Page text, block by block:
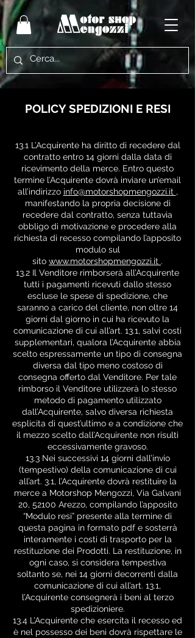
POLICY SPEDIZIONI E RESI
13.1 L’Acquirente ha diritto di recedere dal
contratto entro 14 giorni dalla data di
ricevimento della merce. Entro questo
termine l’Acquirente dovrà inviare un’email
all’indirizzo info@motorshopmengozzi.it ,
manifestando la propria decisione di
recedere dal contratto, senza tuttavia
obbligo di motivazione e procedere alla
richiesta di recesso compilando l’apposito
modulo sul
sito www.motorshopmengozzi.it .
13.2 Il Venditore rimborserà all’Acquirente
tutti i pagamenti ricevuti dallo stesso
escluse le spese di spedizione, che
saranno a carico del cliente, non oltre 14
giorni dal giorno in cui ha ricevuto la
comunicazione di cui all’art. 13.1, salvi costi
supplementari, qualora l’Acquirente abbia
scelto espressamente un tipo di consegna
diversa dal tipo meno costoso di
consegna offerto dal Venditore. Per tale
rimborso il Venditore utilizzerà lo stesso
metodo di pagamento utilizzato
dall’Acquirente, salvo diversa richiesta
esplicita di quest’ultimo e a condizione che
il mezzo scelto dall’Acquirente non risulti
eccessivamente gravoso.
13.3 Nei successivi 14 giorni dall’invio
(tempestivo) della comunicazione di cui
all’art. 3.1, l’Acquirente dovrà restituire la
merce a Motorshop Mengozzi, Via Galvani
20, 52100 Arezzo, compilando l’apposito
“Modulo resi” presente alla termine di
questa pagina in formato pdf e sosterrà
interamente i costi di trasporto per la
restituzione dei Prodotti. La restituzione, in
ogni caso, si considera tempestiva
soltanto se, nei 14 giorni decorrenti dalla
comunicazione di cui all’art. 13.1,
l’Acquirente consegnerà i beni al terzo
spedizioniere.
13.4 L’Acquirente che esercita il recesso ed
è nel possesso dei beni dovrà rispettare le